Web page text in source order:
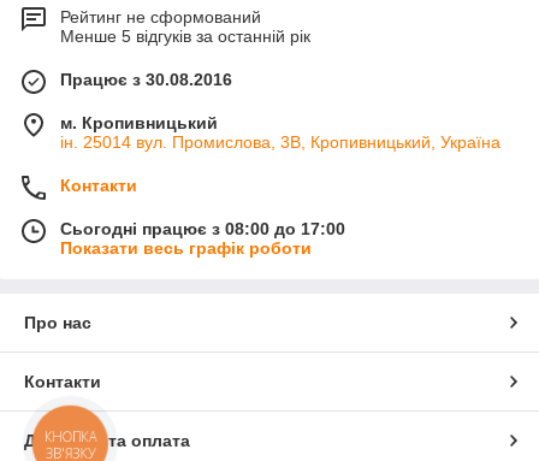
Рейтинг не сформований
Менше 5 відгуків за останній рік
Працює з 30.08.2016
м. Кропивницький
ін. 25014 вул. Промислова, 3В, Кропивницький, Україна
Контакти
Сьогодні працює з 08:00 до 17:00
Показати весь графік роботи
Про нас
Контакти
Доставка та оплата
КНОПКА
ЗВ'ЯЗКУ